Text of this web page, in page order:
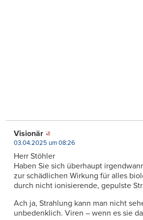
Visionär
03.04.2025 um 08:26
Herr Stöhler
Haben Sie sich überhaupt
zur schädlichen Wirkung für alles
durch nicht ionisierende, gepulste
Ach ja, Strahlung kann man nicht
unbedenklich. Viren – wenn es sie